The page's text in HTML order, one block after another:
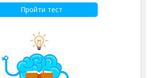
Пройти тест